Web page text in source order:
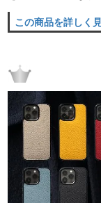
この商品を詳しく